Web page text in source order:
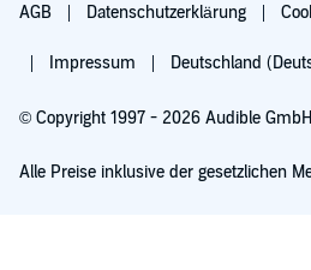
AGB Datenschutzerklärung
Impressum Deutschland
© Copyright 1997 - 2026 Audible GmbH
Alle Preise inklusive der gesetzlichen